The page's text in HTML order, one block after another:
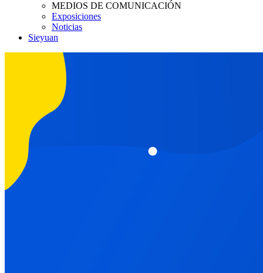
MEDIOS DE COMUNICACIÓN
Exposiciones
Noticias
Sieyuan